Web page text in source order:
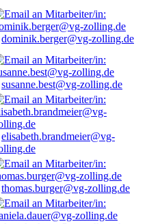
dominik.berger@vg-zolling.de
susanne.best@vg-zolling.de
elisabeth.brandmeier@vg-
thomas.burger@vg-zolling.de